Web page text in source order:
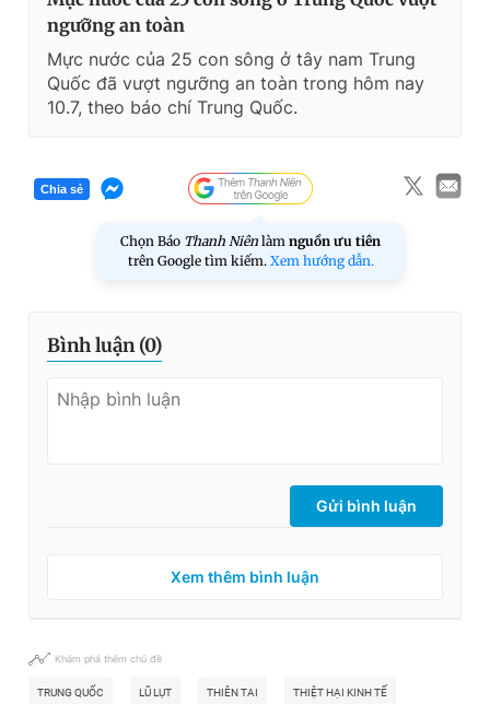
ngưỡng an toàn
Mực nước của 25 con sông ở tây nam Trung
Quốc đã vượt ngưỡng an toàn trong hôm nay
10.7, theo báo chí Trung Quốc.
Chia sẻ
Chọn Báo Thanh Niên làm nguồn ưu tiên
trên Google tìm kiếm. Xem hướng dẫn.
Bình luận (0)
Gửi bình luận
Xem thêm bình luận
Khám phá thêm chủ đề
TRUNG QUỐC LŨ LỤT THIÊN TAI THIỆT HẠI KINH TẾ